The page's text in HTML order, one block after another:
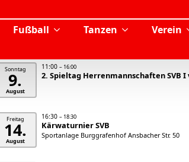
Fußball Tanzen Verein
Sonntag
9.
August
11:00 – 16:00
2. Spieltag Herrenmannschaften SVB
Freitag
14.
August
16:30 – 18:30
Kärwaturnier SVB
Sportanlage Burggrafenhof Ansbacher Str. 50